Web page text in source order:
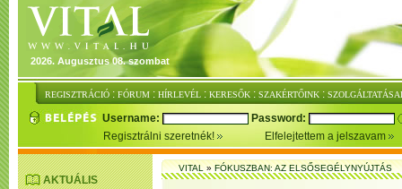
2026. Augusztus 08. szombat
REGISZTRÁCIÓ : FÓRUM : HÍRLEVÉL : KERESŐK : SZAKÉRTŐINK :
Username:
Password:
Regisztrálni szeretnék!
Elfelejtettem a jelszavam
AKTUÁLIS
VITAL»FÓKUSZBAN: AZ ELSŐSEGÉLYNYÚJTÁS